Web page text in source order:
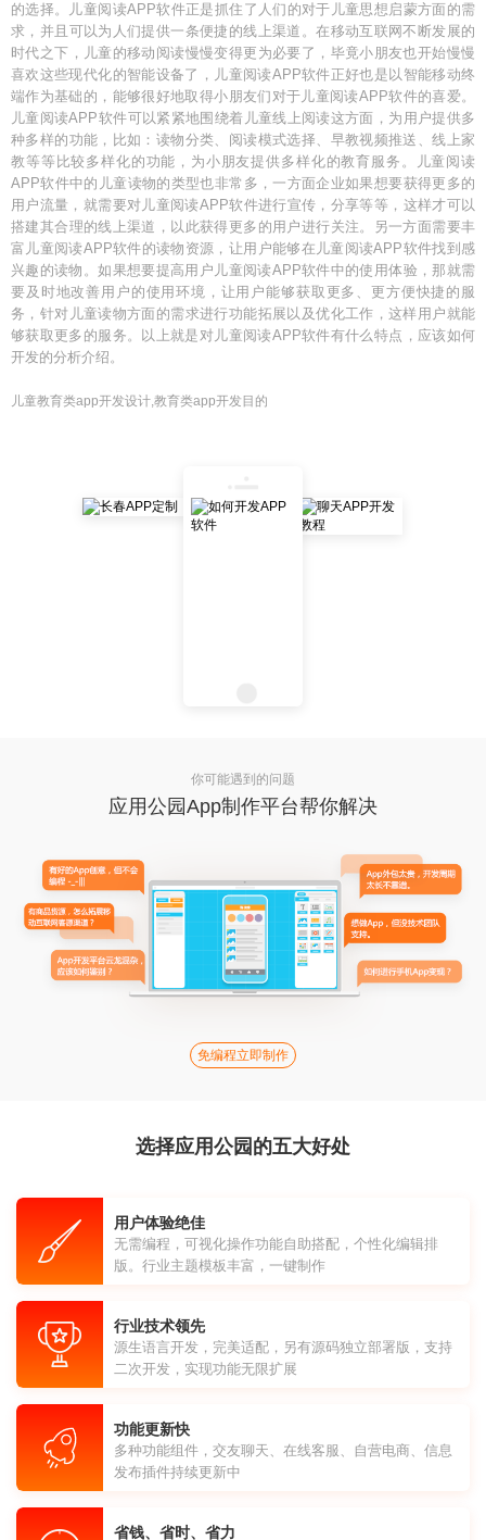
的选择。儿童阅读APP软件正是抓住了人们的对于儿童思想启蒙方面的需
求，并且可以为人们提供一条便捷的线上渠道。在移动互联网不断发展的
时代之下，儿童的移动阅读慢慢变得更为必要了，毕竟小朋友也开始慢慢
喜欢这些现代化的智能设备了，儿童阅读APP软件正好也是以智能移动终
端作为基础的，能够很好地取得小朋友们对于儿童阅读APP软件的喜爱。
儿童阅读APP软件可以紧紧地围绕着儿童线上阅读这方面，为用户提供多
种多样的功能，比如：读物分类、阅读模式选择、早教视频推送、线上家
教等等比较多样化的功能，为小朋友提供多样化的教育服务。儿童阅读
APP软件中的儿童读物的类型也非常多，一方面企业如果想要获得更多的
用户流量，就需要对儿童阅读APP软件进行宣传，分享等等，这样才可以
搭建其合理的线上渠道，以此获得更多的用户进行关注。另一方面需要丰
富儿童阅读APP软件的读物资源，让用户能够在儿童阅读APP软件找到感
兴趣的读物。如果想要提高用户儿童阅读APP软件中的使用体验，那就需
要及时地改善用户的使用环境，让用户能够获取更多、更方便快捷的服
务，针对儿童读物方面的需求进行功能拓展以及优化工作，这样用户就能
够获取更多的服务。以上就是对儿童阅读APP软件有什么特点，应该如何
开发的分析介绍。
儿童教育类app开发设计,教育类app开发目的
你可能遇到的问题
应用公园App制作平台帮你解决
免编程立即制作
选择应用公园的五大好处
用户体验绝佳
无需编程，可视化操作功能自助搭配，个性化编辑排
版。行业主题模板丰富，一键制作
行业技术领先
源生语言开发，完美适配，另有源码独立部署版，支持
二次开发，实现功能无限扩展
功能更新快
多种功能组件，交友聊天、在线客服、自营电商、信息
发布插件持续更新中
省钱、省时、省力